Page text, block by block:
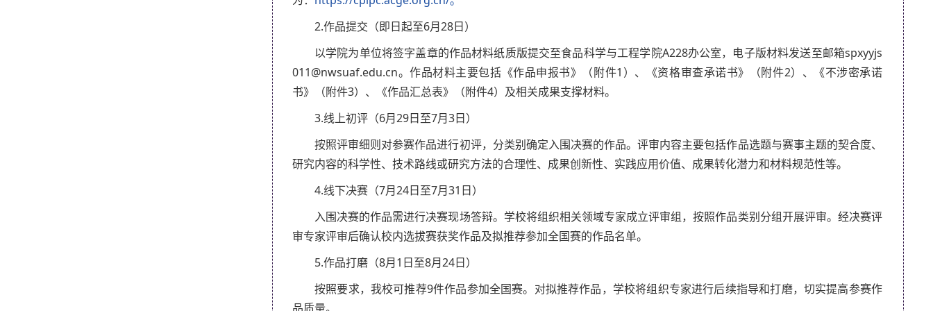
2.作品提交（即日起至6月28日）
以学院为单位将签字盖章的作品材料纸质版提交至食品科学与工程学院A228办公室，电子版材料发送至邮箱spxyyjs
011@nwsuaf.edu.cn。作品材料主要包括《作品申报书》（附件1）、《资格审查承诺书》（附件2）、《不涉密承诺
书》（附件3）、《作品汇总表》（附件4）及相关成果支撑材料。
3.线上初评（6月29日至7月3日）
按照评审细则对参赛作品进行初评，分类别确定入围决赛的作品。评审内容主要包括作品选题与赛事主题的契合度、
研究内容的科学性、技术路线或研究方法的合理性、成果创新性、实践应用价值、成果转化潜力和材料规范性等。
4.线下决赛（7月24日至7月31日）
入围决赛的作品需进行决赛现场答辩。学校将组织相关领域专家成立评审组，按照作品类别分组开展评审。经决赛评
审专家评审后确认校内选拔赛获奖作品及拟推荐参加全国赛的作品名单。
5.作品打磨（8月1日至8月24日）
按照要求，我校可推荐9件作品参加全国赛。对拟推荐作品，学校将组织专家进行后续指导和打磨，切实提高参赛作